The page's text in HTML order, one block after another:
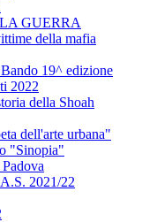
GUERRA
della mafia
19^ edizione
2022
della Shoah
dell'arte urbana"
"Sinopia"
2021/22